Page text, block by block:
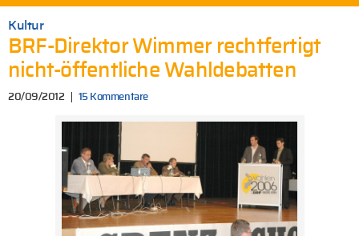
Kultur
BRF-Direktor Wimmer rechtfertigt
nicht-öffentliche Wahldebatten
20/09/2012 15 Kommentare